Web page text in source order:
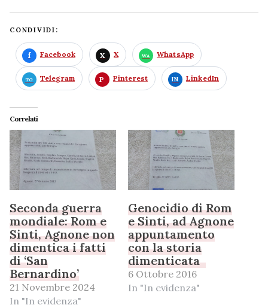
CONDIVIDI:
Facebook X WhatsApp
Telegram Pinterest LinkedIn
Correlati
Seconda guerra
mondiale: Rom e
Sinti, Agnone non
dimentica i fatti
di ‘San
Bernardino’
21 Novembre 2024
In "In evidenza"
Genocidio di Rom
e Sinti, ad Agnone
appuntamento
con la storia
dimenticata
6 Ottobre 2016
In "In evidenza"